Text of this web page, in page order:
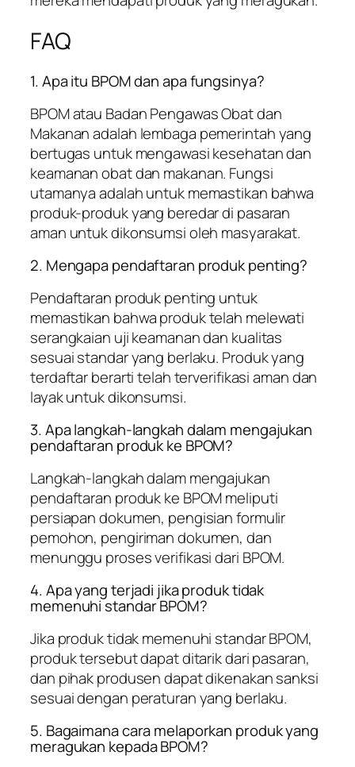
FAQ
1. Apa itu BPOM dan apa fungsinya?
BPOM atau Badan Pengawas Obat dan
Makanan adalah lembaga pemerintah yang
bertugas untuk mengawasi kesehatan dan
keamanan obat dan makanan. Fungsi
utamanya adalah untuk memastikan bahwa
produk-produk yang beredar di pasaran
aman untuk dikonsumsi oleh masyarakat.
2. Mengapa pendaftaran produk penting?
Pendaftaran produk penting untuk
memastikan bahwa produk telah melewati
serangkaian uji keamanan dan kualitas
sesuai standar yang berlaku. Produk yang
terdaftar berarti telah terverifikasi aman dan
layak untuk dikonsumsi.
3. Apa langkah-langkah dalam mengajukan
pendaftaran produk ke BPOM?
Langkah-langkah dalam mengajukan
pendaftaran produk ke BPOM meliputi
persiapan dokumen, pengisian formulir
pemohon, pengiriman dokumen, dan
menunggu proses verifikasi dari BPOM.
4. Apa yang terjadi jika produk tidak
memenuhi standar BPOM?
Jika produk tidak memenuhi standar BPOM,
produk tersebut dapat ditarik dari pasaran,
dan pihak produsen dapat dikenakan sanksi
sesuai dengan peraturan yang berlaku.
5. Bagaimana cara melaporkan produk yang
meragukan kepada BPOM?